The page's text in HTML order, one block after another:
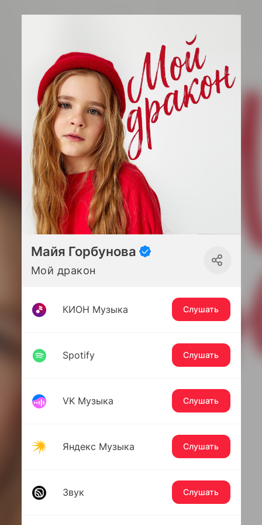
Майя Горбунова
Мой дракон
КИОН Музыка Слушать
Spotify Слушать
VK Музыка Слушать
Яндекс Музыка Слушать
Звук Слушать